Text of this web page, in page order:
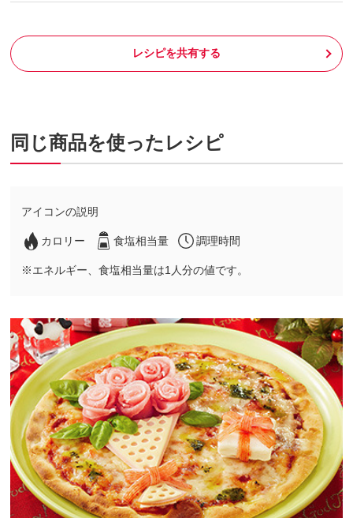
レシピを共有する
同じ商品を使ったレシピ
アイコンの説明
カロリー 食塩相当量 調理時間
※エネルギー、食塩相当量は1人分の値です。